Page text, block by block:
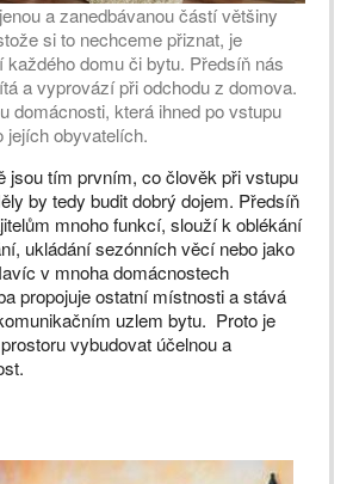
a zanedbávanou částí většiny
si to nechceme přiznat, je
každého domu či bytu. Předsíň nás
a vyprovází při odchodu z domova.
domácnosti, která ihned po vstupu
jejích obyvatelích.
jsou tím prvním, co člověk při vstupu
by tedy budit dobrý dojem. Předsíň
mnoho funkcí, slouží k oblékání
ukládání sezónních věcí nebo jako
v mnoha domácnostech
propojuje ostatní místnosti a stává
uzlem bytu. Proto je
vybudovat účelnou a